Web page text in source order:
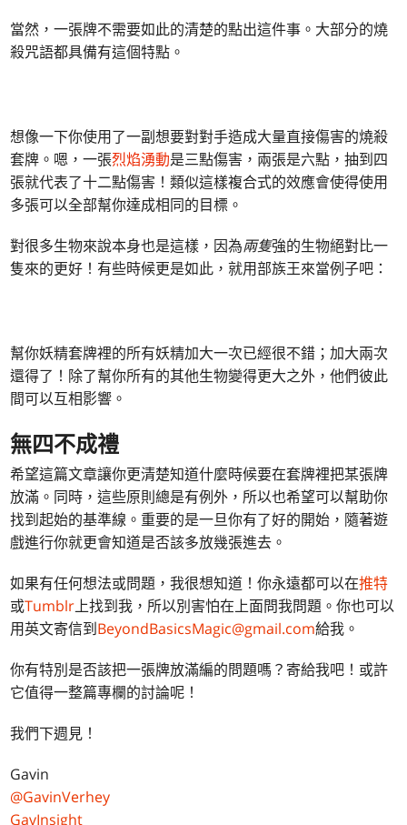
當然，一張牌不需要如此的清楚的點出這件事。大部分的燒
殺咒語都具備有這個特點。
想像一下你使用了一副想要對對手造成大量直接傷害的燒殺
套牌。嗯，一張烈焰湧動是三點傷害，兩張是六點，抽到四
張就代表了十二點傷害！類似這樣複合式的效應會使得使用
多張可以全部幫你達成相同的目標。
對很多生物來說本身也是這樣，因為兩隻強的生物絕對比一
隻來的更好！有些時候更是如此，就用部族王來當例子吧：
幫你妖精套牌裡的所有妖精加大一次已經很不錯；加大兩次
還得了！除了幫你所有的其他生物變得更大之外，他們彼此
間可以互相影響。
無四不成禮
希望這篇文章讓你更清楚知道什麼時候要在套牌裡把某張牌
放滿。同時，這些原則總是有例外，所以也希望可以幫助你
找到起始的基準線。重要的是一旦你有了好的開始，隨著遊
戲進行你就更會知道是否該多放幾張進去。
如果有任何想法或問題，我很想知道！你永遠都可以在推特
或Tumblr上找到我，所以別害怕在上面問我問題。你也可以
用英文寄信到BeyondBasicsMagic@gmail.com給我。
你有特別是否該把一張牌放滿編的問題嗎？寄給我吧！或許
它值得一整篇專欄的討論呢！
我們下週見！
Gavin
@GavinVerhey
GavInsight